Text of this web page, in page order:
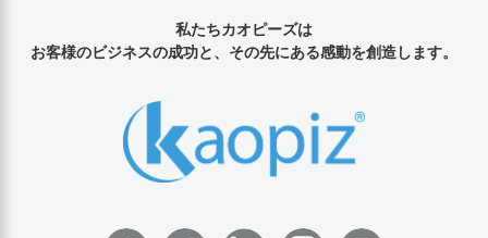
私たちカオピーズは
お客様のビジネスの成功と、その先にある感動を創造します。